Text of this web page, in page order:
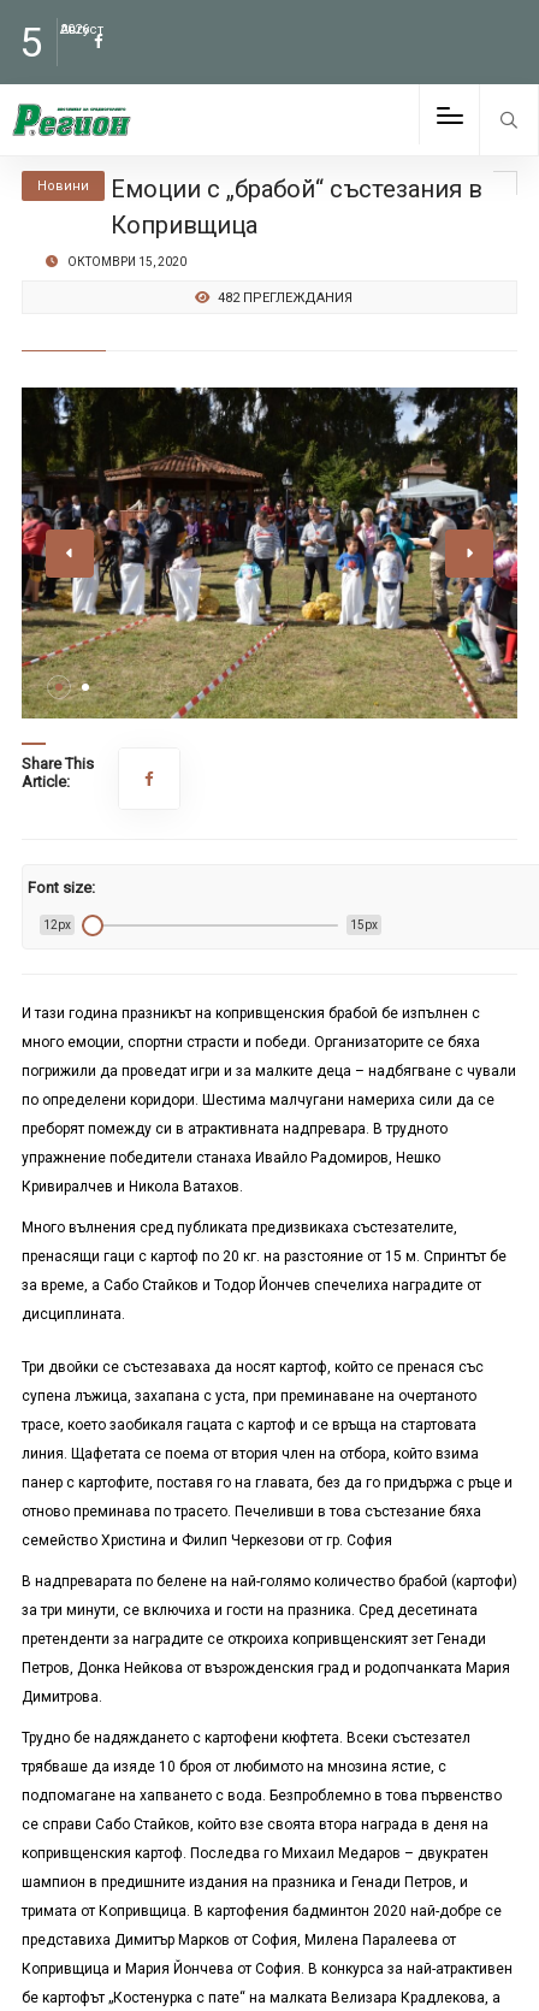
5 Август
2026
Новини
Емоции с „брабой“ състезания в
Копривщица
ОКТОМВРИ 15, 2020
482 ПРЕГЛЕЖДАНИЯ
Share This
Article:
Font size:
12px 15px
И тази година празникът на копривщенския брабой бе изпълнен с
много емоции, спортни страсти и победи. Организаторите се бяха
погрижили да проведат игри и за малките деца – надбягване с чували
по определени коридори. Шестима малчугани намериха сили да се
преборят помежду си в атрактивната надпревара. В трудното
упражнение победители станаха Ивайло Радомиров, Нешко
Кривиралчев и Никола Ватахов.
Много вълнения сред публиката предизвикаха състезателите,
пренасящи гаци с картоф по 20 кг. на разстояние от 15 м. Спринтът бе
за време, а Сабо Стайков и Тодор Йончев спечелиха наградите от
дисциплината.
Три двойки се състезаваха да носят картоф, който се пренася със
супена лъжица, захапана с уста, при преминаване на очертаното
трасе, което заобикаля гацата с картоф и се връща на стартовата
линия. Щафетата се поема от втория член на отбора, който взима
панер с картофите, поставя го на главата, без да го придържа с ръце и
отново преминава по трасето. Печеливши в това състезание бяха
семейство Христина и Филип Черкезови от гр. София
В надпреварата по белене на най-голямо количество брабой (картофи)
за три минути, се включиха и гости на празника. Сред десетината
претенденти за наградите се откроиха копривщенският зет Генади
Петров, Донка Нейкова от възрожденския град и родопчанката Мария
Димитрова.
Трудно бе надяждането с картофени кюфтета. Всеки състезател
трябваше да изяде 10 броя от любимото на мнозина ястие, с
подпомагане на хапването с вода. Безпроблемно в това първенство
се справи Сабо Стайков, който взе своята втора награда в деня на
копривщенския картоф. Последва го Михаил Медаров – двукратен
шампион в предишните издания на празника и Генади Петров, и
тримата от Копривщица. В картофения бадминтон 2020 най-добре се
представиха Димитър Марков от София, Милена Паралеева от
Копривщица и Мария Йончева от София. В конкурса за най-атрактивен
бе картофът „Костенурка с пате“ на малката Велизара Крадлекова, а